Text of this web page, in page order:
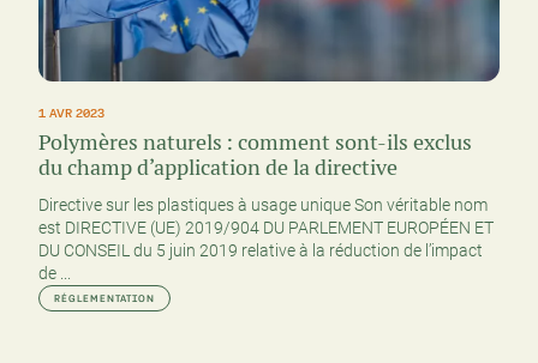
1 AVR 2023
Polymères naturels : comment sont-ils exclus
du champ d’application de la directive
Directive sur les plastiques à usage unique Son véritable nom
est DIRECTIVE (UE) 2019/904 DU PARLEMENT EUROPÉEN ET
DU CONSEIL du 5 juin 2019 relative à la réduction de l’impact
de ...
RÉGLEMENTATION